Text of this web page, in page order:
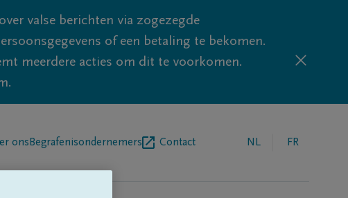
valse berichten via zogezegde
of een betaling te bekomen.
meerdere acties om dit te voorkomen.
ons Begrafenisondernemers Contact NL FR